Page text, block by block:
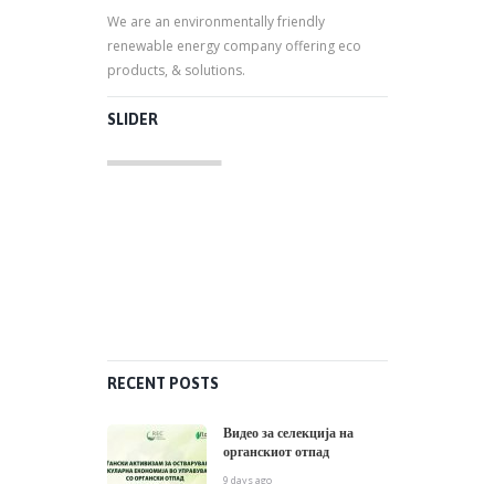
We are an environmentally friendly
renewable energy company offering eco
products, & solutions.
SLIDER
RECENT POSTS
Видео за селекција на
органскиот отпад
9 days ago